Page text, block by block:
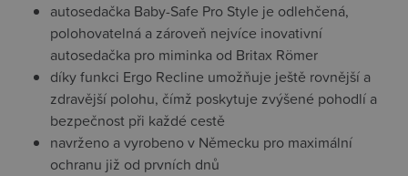
autosedačka Baby-Safe Pro Style je odlehčená,
polohovatelná a zároveň nejvíce inovativní
autosedačka pro miminka od Britax Römer
díky funkci Ergo Recline umožňuje ještě rovnější a
zdravější polohu, čímž poskytuje zvýšené pohodlí a
bezpečnost při každé cestě
navrženo a vyrobeno v Německu pro maximální
ochranu již od prvních dnů